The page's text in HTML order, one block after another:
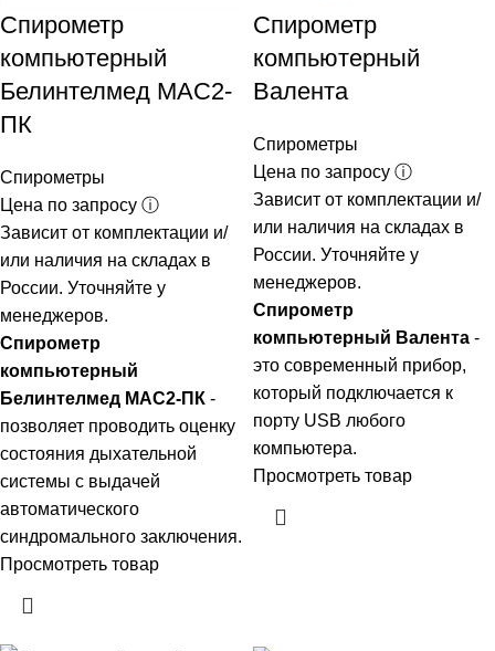
Спирометр
компьютерный
Белинтелмед МАС2-
ПК
Спирометры
Цена по запросу ⓘ
Зависит от комплектации и/
или наличия на складах в
России. Уточняйте у
менеджеров.
Спирометр
компьютерный
Белинтелмед МАС2-ПК -
позволяет проводить оценку
состояния дыхательной
системы с выдачей
автоматического
синдромального заключения.
Просмотреть товар
Спирометр
компьютерный
Валента
Спирометры
Цена по запросу ⓘ
Зависит от комплектации и/
или наличия на складах в
России. Уточняйте у
менеджеров.
Спирометр
компьютерный Валента -
это современный прибор,
который подключается к
порту USB любого
компьютера.
Просмотреть товар